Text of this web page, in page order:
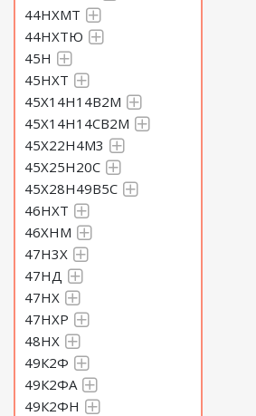
44НХМТ
44НХТЮ
45Н
45НХТ
45Х14Н14В2М
45Х14Н14СВ2М
45Х22Н4М3
45Х25Н20С
45Х28Н49В5С
46НХТ
46ХНМ
47Н3Х
47НД
47НХ
47НХР
48НХ
49К2Ф
49К2ФА
49К2ФН